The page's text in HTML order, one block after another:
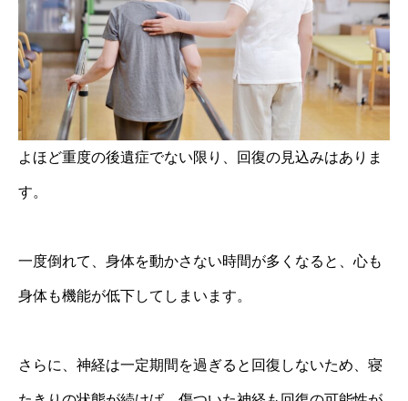
よほど重度の後遺症でない限り、回復の見込みはありま
す。
一度倒れて、身体を動かさない時間が多くなると、心も
身体も機能が低下してしまいます。
さらに、神経は一定期間を過ぎると回復しないため、寝